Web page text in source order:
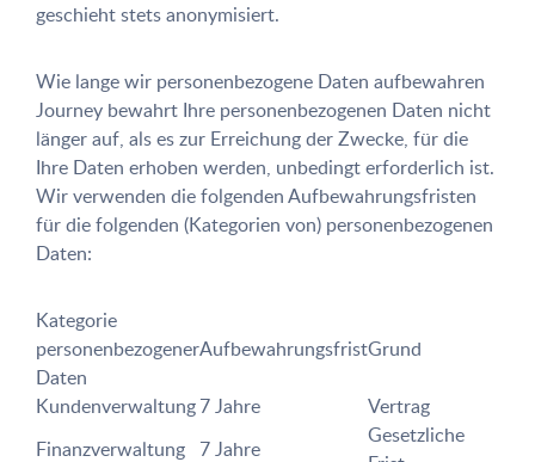
geschieht stets anonymisiert.
Wie lange wir personenbezogene Daten aufbewahren
Journey bewahrt Ihre personenbezogenen Daten nicht
länger auf, als es zur Erreichung der Zwecke, für die
Ihre Daten erhoben werden, unbedingt erforderlich ist.
Wir verwenden die folgenden Aufbewahrungsfristen
für die folgenden (Kategorien von) personenbezogenen
Daten:
Kategorie
personenbezogener
Daten
AufbewahrungsfristGrund
Kundenverwaltung7 Jahre
Vertrag
Finanzverwaltung 7 Jahre
Gesetzliche